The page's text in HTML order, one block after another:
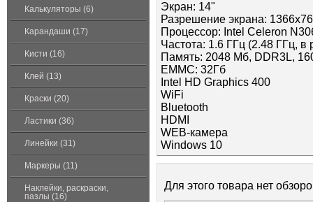
Калькуляторы (6)
Карандаши (17)
Кисти (16)
Клей (13)
Краски (20)
Ластики (36)
Линейки (31)
Маркеры (11)
Наклейки, раскраски,
пазлы (16)
Экран: 14"
Разрешение экрана:
Процессор: Intel Celeron
Частота: 1.6 ГГц (2.48 ГГц, в
Память: 2048 Мб, DDR3L,
EMMC: 32Гб
Intel HD Graphics 400
WiFi
Bluetooth
HDMI
WEB-камера
Windows 10
Для этого товара нет